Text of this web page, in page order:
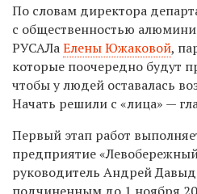
По словам директора
с общественностью
РУСАЛаЕлены Южаковой,
которые поочередно будут
чтобы у людей оставалась
Начать решили с «лица» —
Первый этап работ
предприятие
руководитель Андрей